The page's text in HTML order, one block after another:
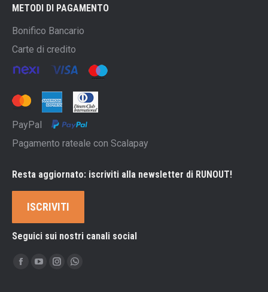
METODI DI PAGAMENTO
Bonifico Bancario
Carte di credito
PayPal
Pagamento rateale con Scalapay
Resta aggiornato: iscriviti alla newsletter di RUNOUT!
ISCRIVITI
Seguici sui nostri canali social
Ci puoi trovare su:
Facebook
YouTubeInstagramWhatsapp